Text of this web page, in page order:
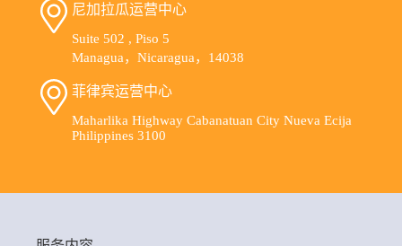
尼加拉瓜运营中心
Suite 502 , Piso 5
Managua，Nicaragua，14038
菲律宾运营中心
Maharlika Highway Cabanatuan City Nueva Ecija
Philippines 3100